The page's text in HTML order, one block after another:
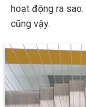
hoạt động ra
cũng vậy.